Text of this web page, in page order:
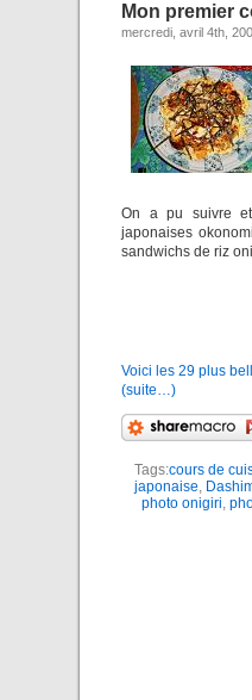
Mon premier
mercredi, avril 4th,
On a pu suivre
japonaises
sandwichs de riz
Voici les 29 plus
(suite…)
Tags:cours de
japonaise,
photo onigiri,